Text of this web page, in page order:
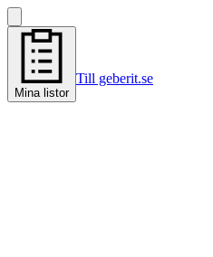
Mina listor
Till geberit.se